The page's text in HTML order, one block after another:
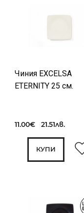
Чиния EXCELSA
ETERNITY 25 см.
11.00€ 21.51лв.
КУПИ